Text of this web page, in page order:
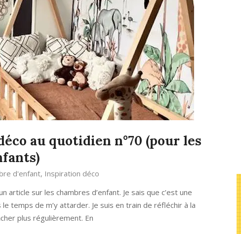
au quotidien n°70 (pour les
d'enfant, Inspiration déco
article sur les chambres d’enfant. Je sais que c’est une
temps de m’y attarder. Je suis en train de réfléchir à la
plus régulièrement. En